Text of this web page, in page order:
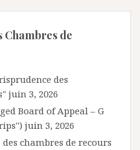
Chambres de
des
juin 3, 2026
Board of Appeal – G
juin 3, 2026
chambres de recours